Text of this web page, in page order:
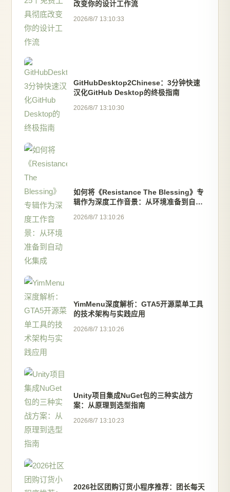
改变你的设计工作流
2026/8/7 13:10:33
GitHubDesktop2Chinese：3分钟快速
汉化GitHub Desktop的终极指南
2026/8/7 13:10:30
如何将《Resistance The Blessing》专
辑作为深度工作音景：从环境准备到自动
2026/8/7 13:10:26
YimMenu深度解析：GTA5开源菜单工具
的技术架构与实践应用
2026/8/7 13:10:26
Unity项目集成NuGet包的三种实战方
案：从原理到选型指南
2026/8/7 13:10:23
2026社区团购订货小程序推荐：团长每天